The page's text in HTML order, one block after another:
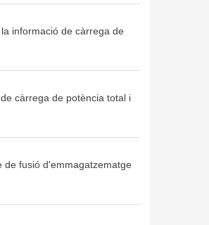
informació de càrrega de
càrrega de potència total i
de fusió d'emmagatzematge